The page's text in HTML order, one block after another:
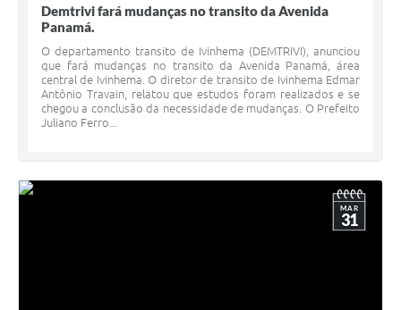
Demtrivi fará mudanças no transito da Avenida
Panamá.
O departamento transito de Ivinhema (DEMTRIVI), anunciou
que fará mudanças no transito da Avenida Panamá, área
central de Ivinhema. O diretor de transito de Ivinhema Edmar
Antônio Travain, relatou que estudos foram realizados e se
chegou a conclusão da necessidade de mudanças. O Prefeito
Juliano Ferro...
MAR
31